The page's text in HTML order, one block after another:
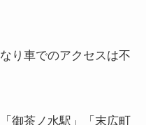
り車でのアクセスは不
御茶ノ水駅」「末広町